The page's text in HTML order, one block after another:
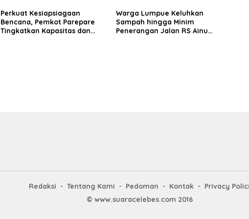
Perkuat Kesiapsiagaan
Bencana, Pemkot Parepare
Tingkatkan Kapasitas dan
Warga Lumpue Keluhkan
Sampah hingga Minim
Penerangan Jalan RS Ainum
Redaksi Tentang Kami Pedoman Kontak
Privacy
© www.suaracelebes.com 2016